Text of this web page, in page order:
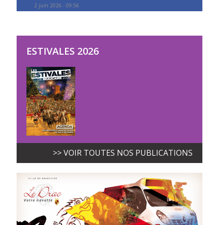
2 juin 2026 - 09:56
ESTIVALES 2026
>> VOIR TOUTES NOS PUBLICATIONS